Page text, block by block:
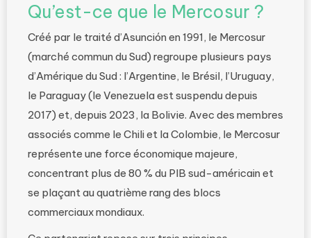
Qu’est-ce que le Mercosur ?
Créé par le traité d’Asunción en 1991, le Mercosur
(marché commun du Sud) regroupe plusieurs pays
d’Amérique du Sud : l’Argentine, le Brésil, l’Uruguay,
le Paraguay (le Venezuela est suspendu depuis
2017) et, depuis 2023, la Bolivie. Avec des membres
associés comme le Chili et la Colombie, le Mercosur
représente une force économique majeure,
concentrant plus de 80 % du PIB sud-américain et
se plaçant au quatrième rang des blocs
commerciaux mondiaux.